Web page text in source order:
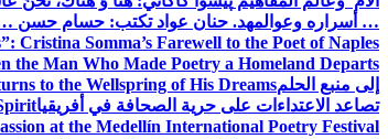
… أسراره وعوالمهد. حنان عواد تكتب: حسام حسن …
Cristina Somma’s Farewell to the Poet of Naples
the Man Who Made Poetry a Homeland Departs
إلى منبع الحلمto the Wellspring of His Dreams
تصاعد الاعتداءات على حرية الصحافة في أفريقيا
at the Medellín International Poetry Festival